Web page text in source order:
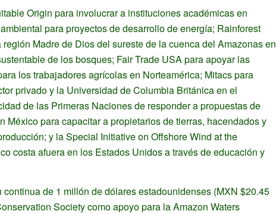
Origin para involucrar a instituciones académicas en
para proyectos de desarrollo de energía; Rainforest
Madre de Dios del sureste de la cuenca del Amazonas en
de los bosques; Fair Trade USA para apoyar las
los trabajadores agrícolas en Norteamérica; Mitacs para
privado y la Universidad de Columbia Británica en el
de las Primeras Naciones de responder a propuestas de
para capacitar a propietarios de tierras, hacendados y
y la Special Initiative on Offshore Wind at the
costa afuera en los Estados Unidos a través de educación y
de 1 millón de dólares estadounidenses (MXN $20.45
Society como apoyo para la Amazon Waters